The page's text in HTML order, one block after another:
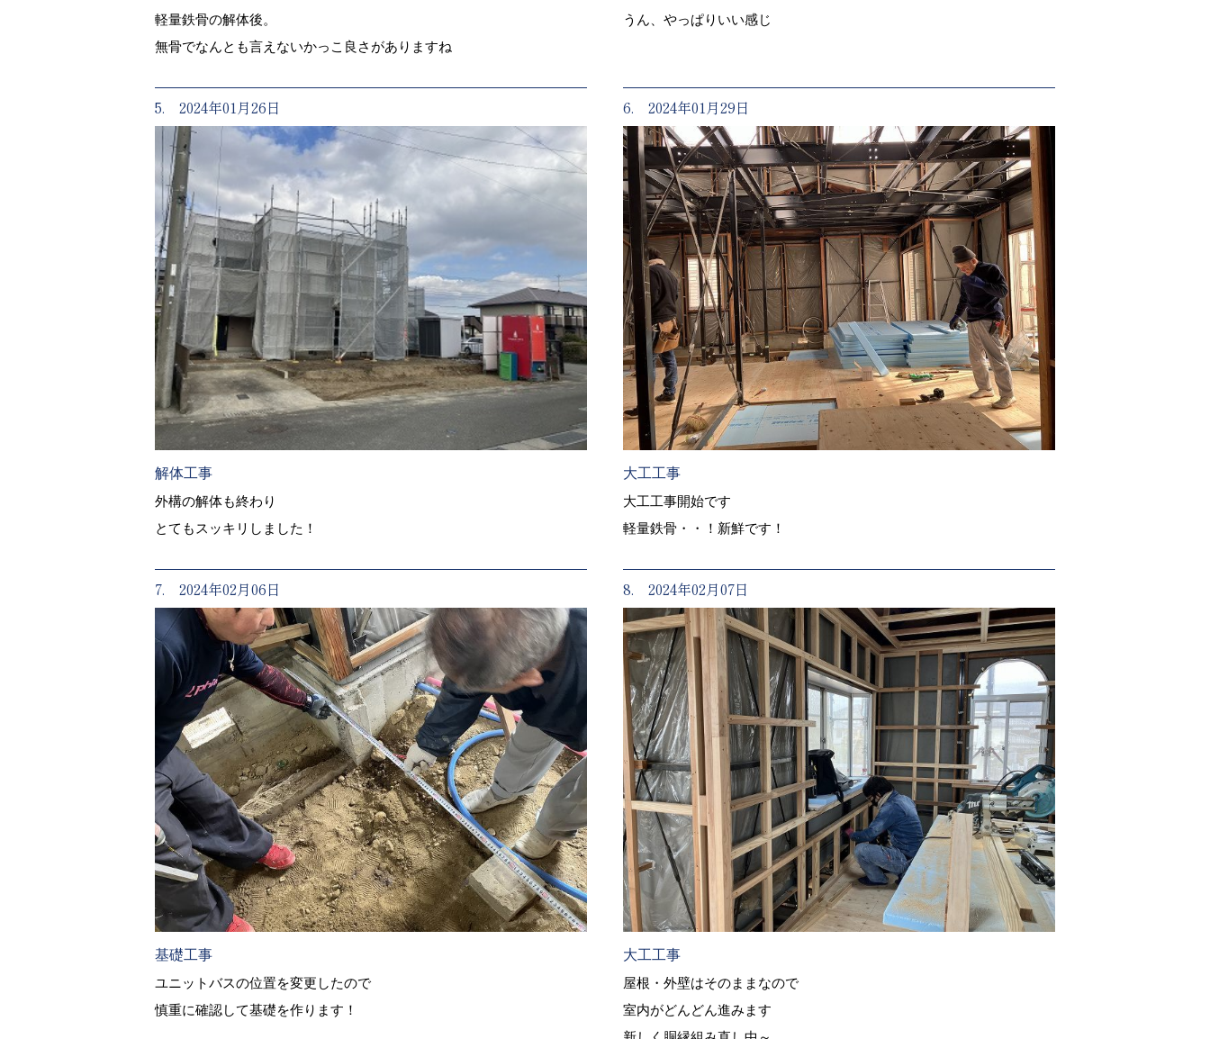
軽量鉄骨の解体後。
無骨でなんとも言えないかっこ良さがありますね
うん、やっぱりいい感じ
5. 2024年01月26日
解体工事
外構の解体も終わり
とてもスッキリしました！
6. 2024年01月29日
大工工事
大工工事開始です
軽量鉄骨・・！新鮮です！
7. 2024年02月06日
基礎工事
ユニットバスの位置を変更したので
慎重に確認して基礎を作ります！
8. 2024年02月07日
大工工事
屋根・外壁はそのままなので
室内がどんどん進みます